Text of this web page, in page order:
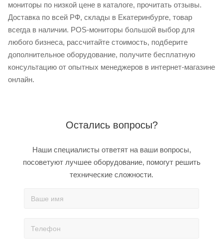
мониторы по низкой цене в каталоге, прочитать отзывы.
Доставка по всей РФ, склады в Екатеринбурге, товар
всегда в наличии. POS-мониторы большой выбор для
любого бизнеса, рассчитайте стоимость, подберите
дополнительное оборудование, получите бесплатную
консультацию от опытных менеджеров в интернет-магазине
онлайн.
Остались вопросы?
Наши специалисты ответят на ваши вопросы,
посоветуют лучшее оборудование, помогут решить
технические сложности.